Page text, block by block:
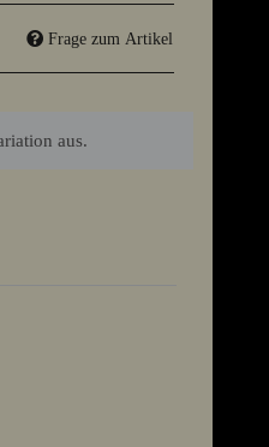
Frage zum Artikel
aus.